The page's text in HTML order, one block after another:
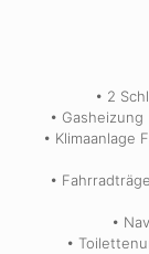
• 2
•
• Klimaanlage
•
•
•